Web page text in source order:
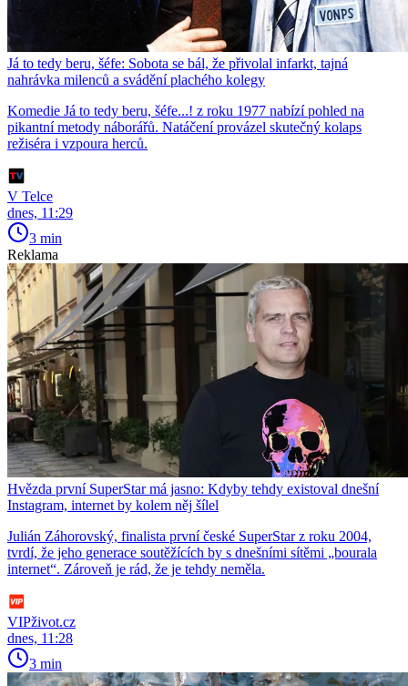
Já to tedy beru, šéfe: Sobota se bál, že přivolal infarkt, tajná
nahrávka milenců a svádění plachého kolegy
Komedie Já to tedy beru, šéfe...! z roku 1977 nabízí pohled na
pikantní metody náborářů. Natáčení provázel skutečný kolaps
režiséra i vzpoura herců.
V Telce
dnes, 11:29
3 min
Reklama
Hvězda první SuperStar má jasno: Kdyby tehdy existoval dnešní
Instagram, internet by kolem něj šílel
Julián Záhorovský, finalista první české SuperStar z roku 2004,
tvrdí, že jeho generace soutěžících by s dnešními sítěmi „bourala
internet“. Zároveň je rád, že je tehdy neměla.
VIPživot.cz
dnes, 11:28
3 min